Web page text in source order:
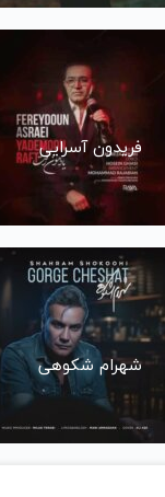
فریدون آسرایی
شهرام شکوهی